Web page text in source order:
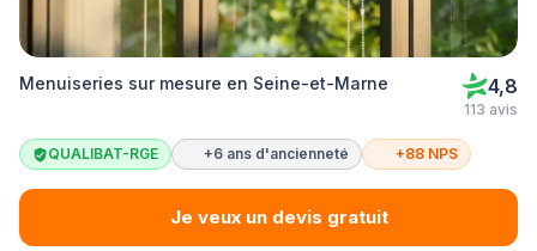
Menuiseries sur mesure en Seine-et-Marne 4,8
113 avis
QUALIBAT-RGE +6 ans d'ancienneté +88 NPS
Je veux un devis gratuit